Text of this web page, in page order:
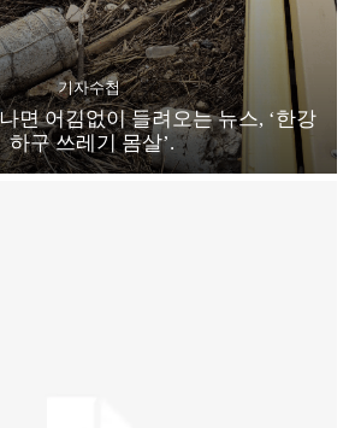
기자수첩
면 어김없이 들려오는 뉴스, ‘한강
하구 쓰레기 몸살’.